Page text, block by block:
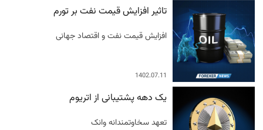
تاثیر افزایش قیمت نفت بر تورم
افزایش قیمت نفت و اقتصاد جهانی
1402.07.11
یک دهه پشتیبانی از اتریوم
تعهد سخاوتمندانه وانک